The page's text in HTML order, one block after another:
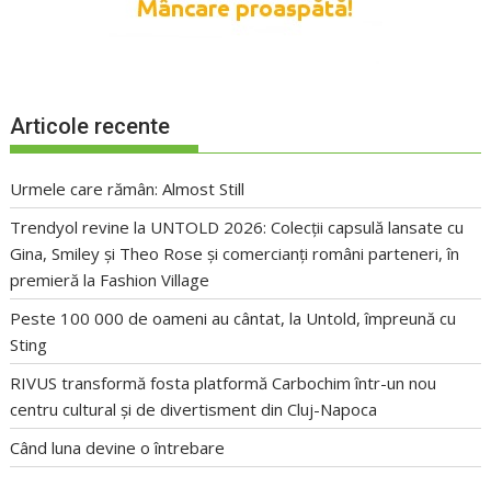
Articole recente
Urmele care rămân: Almost Still
Trendyol revine la UNTOLD 2026: Colecții capsulă lansate cu
Gina, Smiley și Theo Rose și comercianți români parteneri, în
premieră la Fashion Village
Peste 100 000 de oameni au cântat, la Untold, împreună cu
Sting
RIVUS transformă fosta platformă Carbochim într-un nou
centru cultural și de divertisment din Cluj-Napoca
Când luna devine o întrebare